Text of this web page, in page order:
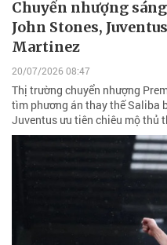
Chuyển nhượng
John Stones,
Martinez
20/07/2026 08:47
Thị trường chuyển nhượng
tìm phương án thay thế Saliba
Juventus ưu tiên chiêu mộ thủ